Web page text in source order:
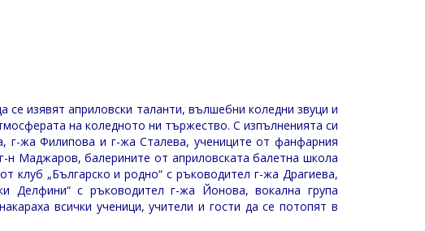
се изявят априловски таланти, вълшебни коледни звуци и
на коледното ни тържество. С изпълненията си
г-жа Филипова и г-жа Сталева, учениците от фанфарния
Маджаров, балерините от априловската балетна школа
клуб „Българско и родно“ с ръководител г-жа Драгиева,
Делфини“ с ръководител г-жа Йонова, вокална група
всички ученици, учители и гости да се потопят в